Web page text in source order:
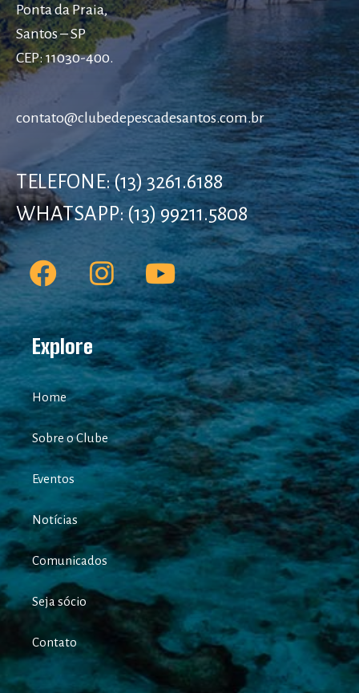
Ponta da Praia,
Santos – SP
CEP: 11030-400.
contato@clubedepescadesantos.com.br
TELEFONE: (13) 3261.6188
WHATSAPP: (13) 99211.5808
Explore
Home
Sobre o Clube
Eventos
Notícias
Comunicados
Seja sócio
Contato